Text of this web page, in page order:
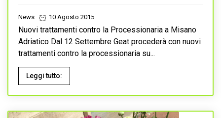
News 10 Agosto 2015
Nuovi trattamenti contro la Processionaria a Misano
Adriatico Dal 12 Settembre Geat procederà con nuovi
trattamenti contro la processionaria su...
Leggi tutto: